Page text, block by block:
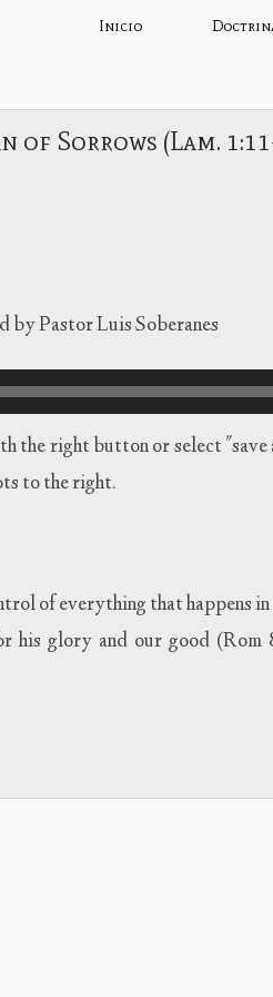
Inicio
of Sorrows (Lam.
by Pastor Luis Soberanes
the right button or select "save
to the right.
of everything that happens
glory and our good (Rom